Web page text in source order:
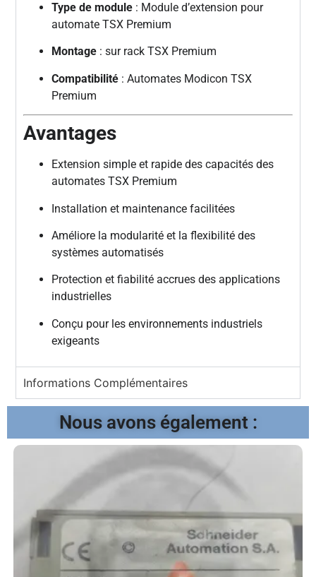
Type de module : Module d’extension pour
automate TSX Premium
Montage : sur rack TSX Premium
Compatibilité : Automates Modicon TSX
Premium
Avantages
Extension simple et rapide des capacités des
automates TSX Premium
Installation et maintenance facilitées
Améliore la modularité et la flexibilité des
systèmes automatisés
Protection et fiabilité accrues des applications
industrielles
Conçu pour les environnements industriels
exigeants
Informations Complémentaires
Nous avons également :